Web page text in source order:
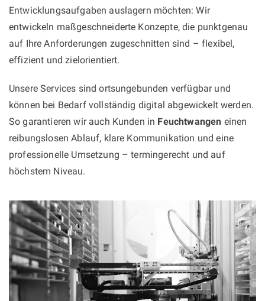
Entwicklungsaufgaben auslagern möchten: Wir
entwickeln maßgeschneiderte Konzepte, die punktgenau
auf Ihre Anforderungen zugeschnitten sind – flexibel,
effizient und zielorientiert.
Unsere Services sind ortsungebunden verfügbar und
können bei Bedarf vollständig digital abgewickelt werden.
So garantieren wir auch Kunden in Feuchtwangen einen
reibungslosen Ablauf, klare Kommunikation und eine
professionelle Umsetzung – termingerecht und auf
höchstem Niveau.